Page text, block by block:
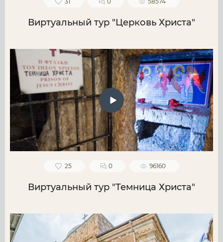
Виртуальный тур "Церковь Христа"
25 0 96160
Виртуальный тур "Темница Христа"